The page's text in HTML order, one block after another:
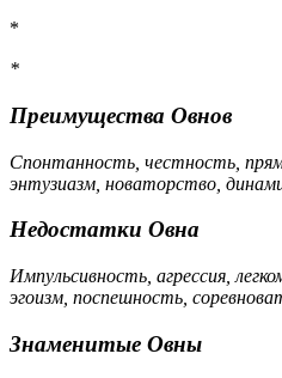
*
*
Преимущества Овнов
Спонтанность, честность,
энтузиазм, новаторство,
Недостатки Овна
Импульсивность, агрессия,
эгоизм, поспешность,
Знаменитые Овны